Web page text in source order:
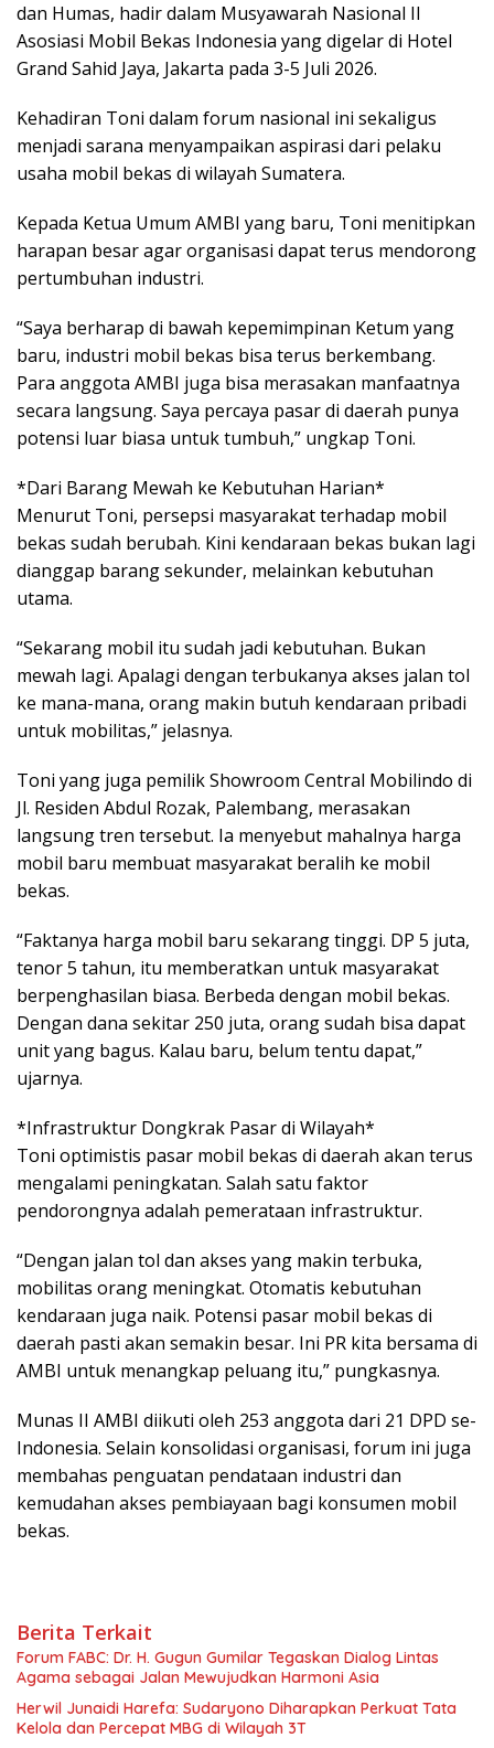
dan Humas, hadir dalam Musyawarah Nasional II
Asosiasi Mobil Bekas Indonesia yang digelar di Hotel
Grand Sahid Jaya, Jakarta pada 3-5 Juli 2026.
Kehadiran Toni dalam forum nasional ini sekaligus
menjadi sarana menyampaikan aspirasi dari pelaku
usaha mobil bekas di wilayah Sumatera.
Kepada Ketua Umum AMBI yang baru, Toni menitipkan
harapan besar agar organisasi dapat terus mendorong
pertumbuhan industri.
“Saya berharap di bawah kepemimpinan Ketum yang
baru, industri mobil bekas bisa terus berkembang.
Para anggota AMBI juga bisa merasakan manfaatnya
secara langsung. Saya percaya pasar di daerah punya
potensi luar biasa untuk tumbuh,” ungkap Toni.
*Dari Barang Mewah ke Kebutuhan Harian*
Menurut Toni, persepsi masyarakat terhadap mobil
bekas sudah berubah. Kini kendaraan bekas bukan lagi
dianggap barang sekunder, melainkan kebutuhan
utama.
“Sekarang mobil itu sudah jadi kebutuhan. Bukan
mewah lagi. Apalagi dengan terbukanya akses jalan tol
ke mana-mana, orang makin butuh kendaraan pribadi
untuk mobilitas,” jelasnya.
Toni yang juga pemilik Showroom Central Mobilindo di
Jl. Residen Abdul Rozak, Palembang, merasakan
langsung tren tersebut. Ia menyebut mahalnya harga
mobil baru membuat masyarakat beralih ke mobil
bekas.
“Faktanya harga mobil baru sekarang tinggi. DP 5 juta,
tenor 5 tahun, itu memberatkan untuk masyarakat
berpenghasilan biasa. Berbeda dengan mobil bekas.
Dengan dana sekitar 250 juta, orang sudah bisa dapat
unit yang bagus. Kalau baru, belum tentu dapat,”
ujarnya.
*Infrastruktur Dongkrak Pasar di Wilayah*
Toni optimistis pasar mobil bekas di daerah akan terus
mengalami peningkatan. Salah satu faktor
pendorongnya adalah pemerataan infrastruktur.
“Dengan jalan tol dan akses yang makin terbuka,
mobilitas orang meningkat. Otomatis kebutuhan
kendaraan juga naik. Potensi pasar mobil bekas di
daerah pasti akan semakin besar. Ini PR kita bersama di
AMBI untuk menangkap peluang itu,” pungkasnya.
Munas II AMBI diikuti oleh 253 anggota dari 21 DPD se-
Indonesia. Selain konsolidasi organisasi, forum ini juga
membahas penguatan pendataan industri dan
kemudahan akses pembiayaan bagi konsumen mobil
bekas.
Berita Terkait
Forum FABC: Dr. H. Gugun Gumilar Tegaskan Dialog Lintas
Agama sebagai Jalan Mewujudkan Harmoni Asia
Herwil Junaidi Harefa: Sudaryono Diharapkan Perkuat Tata
Kelola dan Percepat MBG di Wilayah 3T